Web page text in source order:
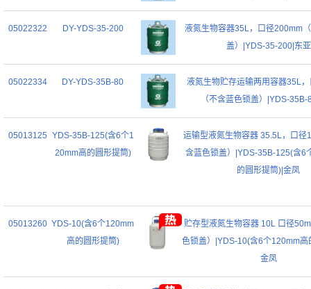
05022322 DY-YDS-35-200
液氮生物容器35L，口径200mm
盖）|YDS-35-200|东亚
05022334 DY-YDS-35B-80
液氮生物贮存运输两用容器35L
（不含蓝色锁盖）|YDS-35B-
05013125 YDS-35B-125(含6个1
20mm高的圆形提筒)
运输型液氮生物容器 35.5L，口径
含蓝色锁盖）|YDS-35B-125(含6
的圆形提筒)|金凤
05013260 YDS-10(含6个120mm
高的圆形提筒)
贮存型液氮生物容器 10L 口径
色锁盖）|YDS-10(含6个120mm高
金凤